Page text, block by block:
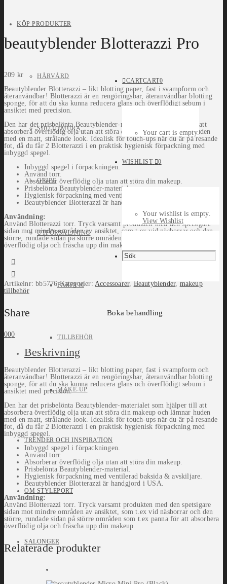
KÖP PRODUKTER
HÅRVÅRD
SHU UEMURA
ORIBE
UTFÖRSÄLJNING
PARFYM
TILLBEHÖR
MAKE-UP
TRENDER OCH INSPIRATION
OM STYLEPORT
SALONGER
CARTCART0
Your cart is empty.
WISHLIST 0
Your wishlist is empty.
View Wishlist
Boka behandling
beautyblender Blotterazzi Pro
209 kr
Beautyblender Blotterazzi – likt blotting paper, fast i svampform och
återanvändbar! Blotterazzi är en rengöringsbar, återanvändbar blotting
sponge, för att du ska kunna reducera glans och överflödigt sebum i
ansiktet med precision.
Den har det prisbelönta Beautyblender-materialet som hjälper till att
absorbera överflödig olja utan att störa din makeup och lämnar huden
med en matt, strålande look. Idealisk för touch-ups när du är på resande
fot, då du får 2 Blotterazzi i en praktisk hygienisk förpackning med
inbyggd spegel.
Inbyggd spegel i förpackningen.
Använd torr.
Absorberar överflödig olja utan att störa din makeup.
Prisbelönta Beautyblender-material.
Hygienisk förpackning med ventilerad baksida & avskiljare.
Beautyblender Blotterazzi är handgjord i USA.
Användning:
Använd Blotterazzi torr. Tryck varsamt produkten med den spetsigare
sidan mot mindre områden av ansiktet, som t.ex vid näsborrar och den
större, rundade sidan på större områden som t.ex panna för att absorbera
överflödig olja och fräscha upp din makeup.
Artikelnr:bb5776 Kategorier:Accessoarer, Beautyblender, makeup
tillbehör
Share
000
Beskrivning
Beautyblender Blotterazzi – likt blotting paper, fast i svampform och
återanvändbar! Blotterazzi är en rengöringsbar, återanvändbar blotting
sponge, för att du ska kunna reducera glans och överflödigt sebum i
ansiktet med precision.
Den har det prisbelönta Beautyblender-materialet som hjälper till att
absorbera överflödig olja utan att störa din makeup och lämnar huden
med en matt, strålande look. Idealisk för touch-ups när du är på resande
fot, då du får 2 Blotterazzi i en praktisk hygienisk förpackning med
inbyggd spegel.
Inbyggd spegel i förpackningen.
Använd torr.
Absorberar överflödig olja utan att störa din makeup.
Prisbelönta Beautyblender-material.
Hygienisk förpackning med ventilerad baksida & avskiljare.
Beautyblender Blotterazzi är handgjord i USA.
Användning:
Använd Blotterazzi torr. Tryck varsamt produkten med den spetsigare
sidan mot mindre områden av ansiktet, som t.ex vid näsborrar och den
större, rundade sidan på större områden som t.ex panna för att absorbera
överflödig olja och fräscha upp din makeup.
Relaterade produkter